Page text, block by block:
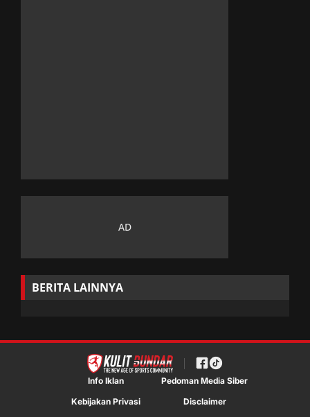
BERITA LAINNYA
Info Iklan
Pedoman Media Siber
Kebijakan Privasi
Disclaimer